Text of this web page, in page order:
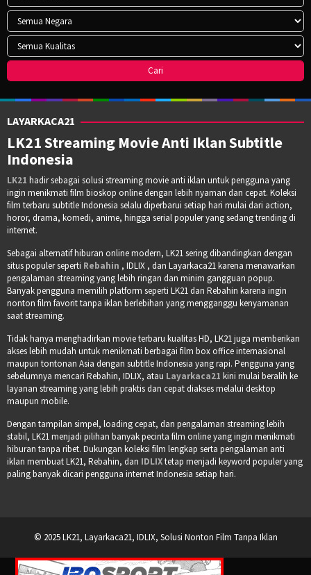
LAYARKACA21
LK21 Streaming Movie Anti Iklan Subtitle
Indonesia
LK21 hadir sebagai solusi streaming movie anti iklan untuk pengguna yang
ingin menikmati film bioskop online dengan lebih nyaman dan cepat. Koleksi
film terbaru subtitle Indonesia selalu diperbarui setiap hari mulai dari action,
horor, drama, komedi, anime, hingga serial populer yang sedang trending di
internet.
Sebagai alternatif hiburan online modern, LK21 sering dibandingkan dengan
situs populer seperti Rebahin , IDLIX , dan Layarkaca21 karena menawarkan
pengalaman streaming yang lebih ringan dan minim gangguan popup.
Banyak pengguna memilih platform seperti LK21 dan Rebahin karena ingin
nonton film favorit tanpa iklan berlebihan yang mengganggu kenyamanan
saat streaming.
Tidak hanya menghadirkan movie terbaru kualitas HD, LK21 juga memberikan
akses lebih mudah untuk menikmati berbagai film box office internasional
maupun tontonan Asia dengan subtitle Indonesia yang rapi. Pengguna yang
sebelumnya mencari Rebahin, IDLIX, atau Layarkaca21 kini mulai beralih ke
layanan streaming yang lebih praktis dan cepat diakses melalui desktop
maupun mobile.
Dengan tampilan simpel, loading cepat, dan pengalaman streaming lebih
stabil, LK21 menjadi pilihan banyak pecinta film online yang ingin menikmati
hiburan tanpa ribet. Dukungan koleksi film lengkap serta pengalaman anti
iklan membuat LK21, Rebahin, dan IDLIXtetap menjadi keyword populer yang
paling banyak dicari pengguna internet Indonesia setiap hari.
© 2025 LK21, Layarkaca21, IDLIX, Solusi Nonton Film Tanpa Iklan